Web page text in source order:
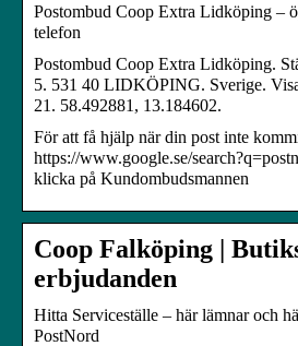
Postombud Coop Extra Lidköping –
telefon
Postombud Coop Extra Lidköping.
5. 531 40 LIDKÖPING. Sverige.
21. 58.492881, 13.184602.
För att få hjälp när din post inte
https://www.google.se/
klicka på Kundombudsmannen
Coop Falköping |
erbjudanden
Hitta Serviceställe – här lämnar och
PostNord